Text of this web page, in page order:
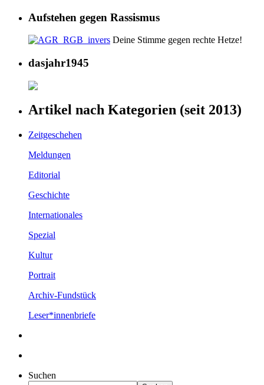
Aufstehen gegen Rassismus
Deine Stimme gegen rechte Hetze!
dasjahr1945
Artikel nach Kategorien (seit 2013)
Zeitgeschehen
Meldungen
Editorial
Geschichte
Internationales
Spezial
Kultur
Portrait
Archiv-Fundstück
Leser*innenbriefe
Suchen